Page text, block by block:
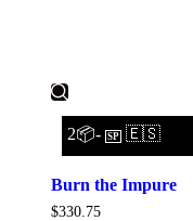
2📦- SP 🇪🇸
Burn the Impure
$330.75